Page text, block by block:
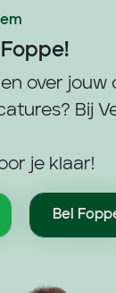
Foppe!
over jouw
Bij
je klaar!
Bel